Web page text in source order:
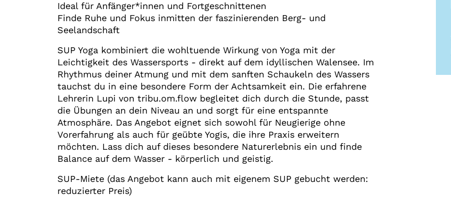
Ideal für Anfänger*innen und Fortgeschnittenen
Finde Ruhe und Fokus inmitten der faszinierenden Berg- und
Seelandschaft
SUP Yoga kombiniert die wohltuende Wirkung von Yoga mit der
Leichtigkeit des Wassersports - direkt auf dem idyllischen Walensee. Im
Rhythmus deiner Atmung und mit dem sanften Schaukeln des Wassers
tauchst du in eine besondere Form der Achtsamkeit ein. Die erfahrene
Lehrerin Lupi von tribu.om.flow begleitet dich durch die Stunde, passt
die Übungen an dein Niveau an und sorgt für eine entspannte
Atmosphäre. Das Angebot eignet sich sowohl für Neugierige ohne
Vorerfahrung als auch für geübte Yogis, die ihre Praxis erweitern
möchten. Lass dich auf dieses besondere Naturerlebnis ein und finde
Balance auf dem Wasser - körperlich und geistig.
SUP-Miete (das Angebot kann auch mit eigenem SUP gebucht werden:
reduzierter Preis)